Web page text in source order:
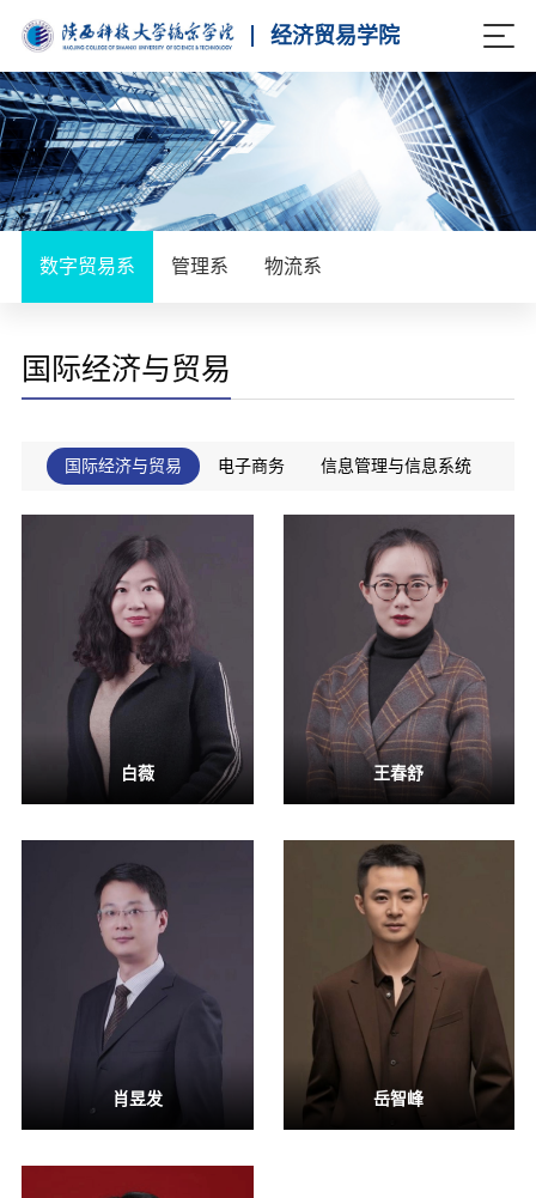
经济贸易学院
数字贸易系 管理系 物流系
国际经济与贸易
国际经济与贸易 电子商务 信息管理与信息系统
白薇 王春舒
肖昱发 岳智峰